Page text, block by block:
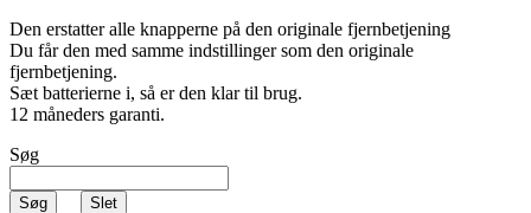
Den erstatter alle knapperne på den originale fjernbetjening
Du får den med samme indstillinger som den originale
fjernbetjening.
Sæt batterierne i, så er den klar til brug.
12 måneders garanti.
Søg